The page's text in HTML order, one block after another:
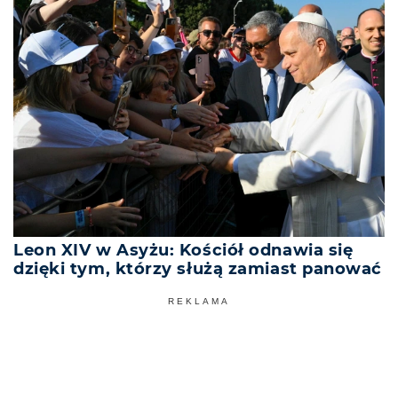
Leon XIV w Asyżu: Kościół odnawia się
dzięki tym, którzy służą zamiast panować
REKLAMA